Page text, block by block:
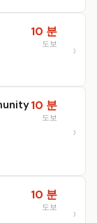
10 분
도보
10 분
도보
10 분
도보